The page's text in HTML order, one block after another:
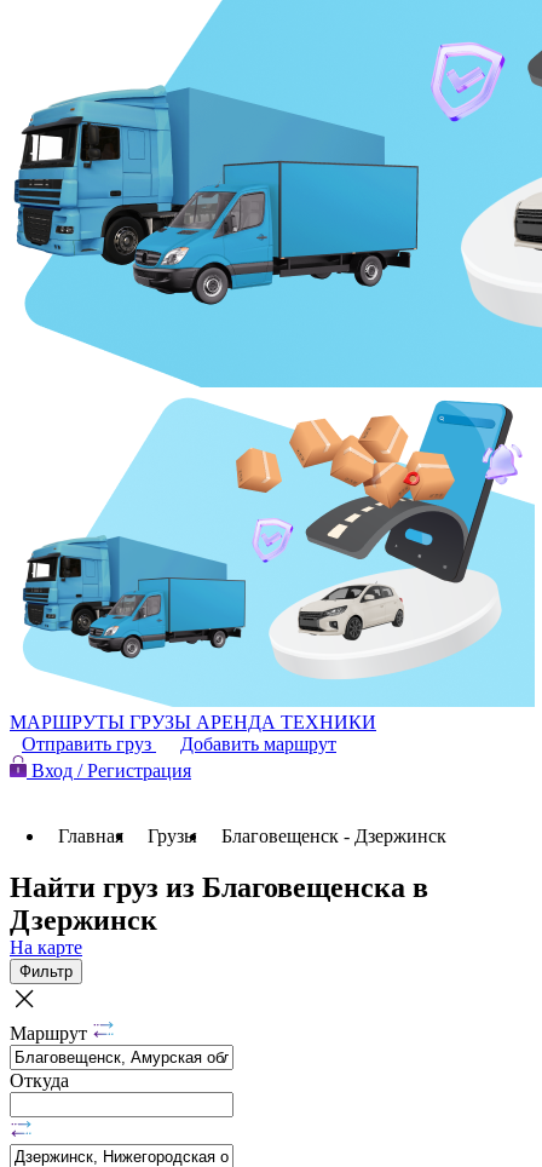
МАРШРУТЫ ГРУЗЫ АРЕНДА ТЕХНИКИ
Отправить груз
Добавить маршрут
Вход / Регистрация
Главная Грузы Благовещенск - Дзержинск
Найти груз из Благовещенска в
Дзержинск
На карте
Фильтр
Маршрут
Откуда